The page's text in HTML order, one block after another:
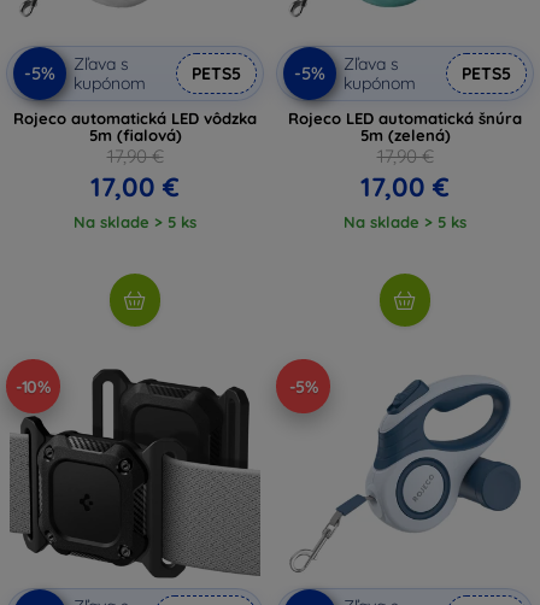
-5%
Zľava s
kupónom
PETS5
Rojeco automatická LED vôdzka
5m (fialová)
17,90 €
17,00 €
Na sklade > 5 ks
-5%
Zľava s
kupónom
PETS5
Rojeco LED automatická šnúra
5m (zelená)
17,90 €
17,00 €
Na sklade > 5 ks
-10% -5%